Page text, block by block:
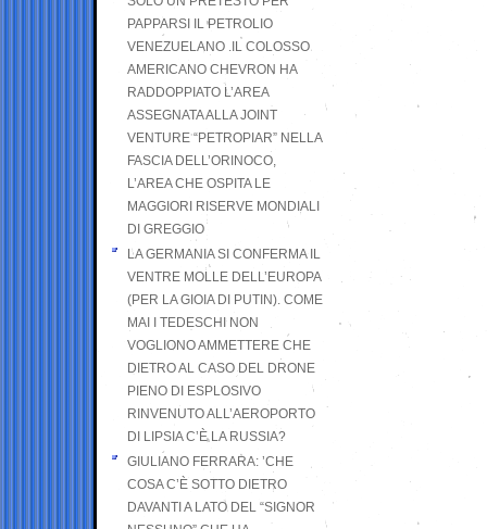
PAPPARSI IL PETROLIO
VENEZUELANO .IL COLOSSO
AMERICANO CHEVRON HA
RADDOPPIATO L’AREA
ASSEGNATA ALLA JOINT
VENTURE “PETROPIAR” NELLA
FASCIA DELL’ORINOCO,
L’AREA CHE OSPITA LE
MAGGIORI RISERVE MONDIALI
DI GREGGIO
LA GERMANIA SI CONFERMA IL
VENTRE MOLLE DELL’EUROPA
(PER LA GIOIA DI PUTIN). COME
MAI I TEDESCHI NON
VOGLIONO AMMETTERE CHE
DIETRO AL CASO DEL DRONE
PIENO DI ESPLOSIVO
RINVENUTO ALL’AEROPORTO
DI LIPSIA C’È LA RUSSIA?
GIULIANO FERRARA: ’CHE
COSA C’È SOTTO DIETRO
DAVANTI A LATO DEL “SIGNOR